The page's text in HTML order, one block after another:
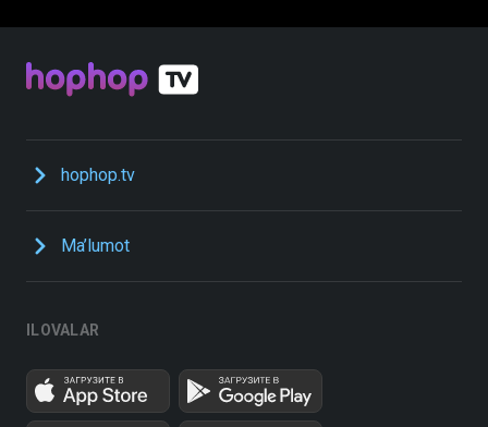
hophop.tv
Ma’lumot
ILOVALAR